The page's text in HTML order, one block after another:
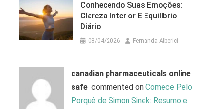
Conhecendo Suas Emoções:
Clareza Interior E Equilíbrio
Diário
08/04/2026 Fernanda Alberici
canadian pharmaceuticals online
safe commented onComece Pelo
Porquê de Simon Sinek: Resumo e